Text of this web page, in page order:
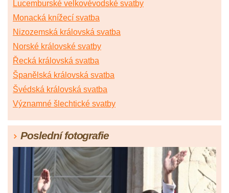
Lucemburské velkovévodské svatby
Monacká knížecí svatba
Nizozemská královská svatba
Norské královské svatby
Řecká královská svatba
Španělská královská svatba
Švédská královská svatba
Významné šlechtické svatby
Poslední fotografie